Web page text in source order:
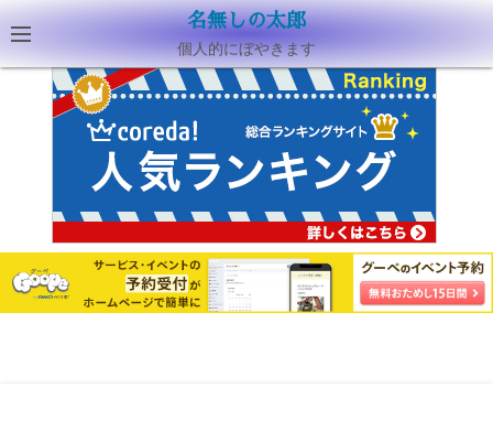
名無しの太郎
個人的にぼやきます